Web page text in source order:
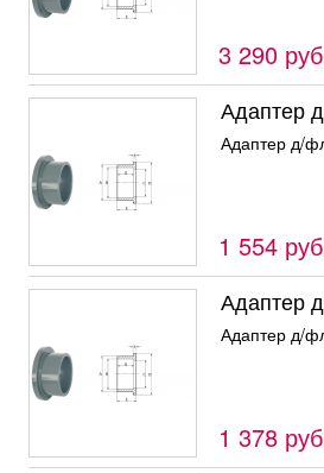
3 290
Адаптер
Адаптер д/
1 554
Адаптер
Адаптер д/
1 378